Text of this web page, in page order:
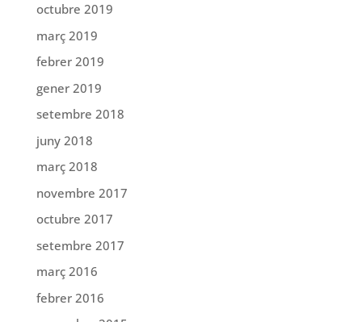
octubre 2019
març 2019
febrer 2019
gener 2019
setembre 2018
juny 2018
març 2018
novembre 2017
octubre 2017
setembre 2017
març 2016
febrer 2016